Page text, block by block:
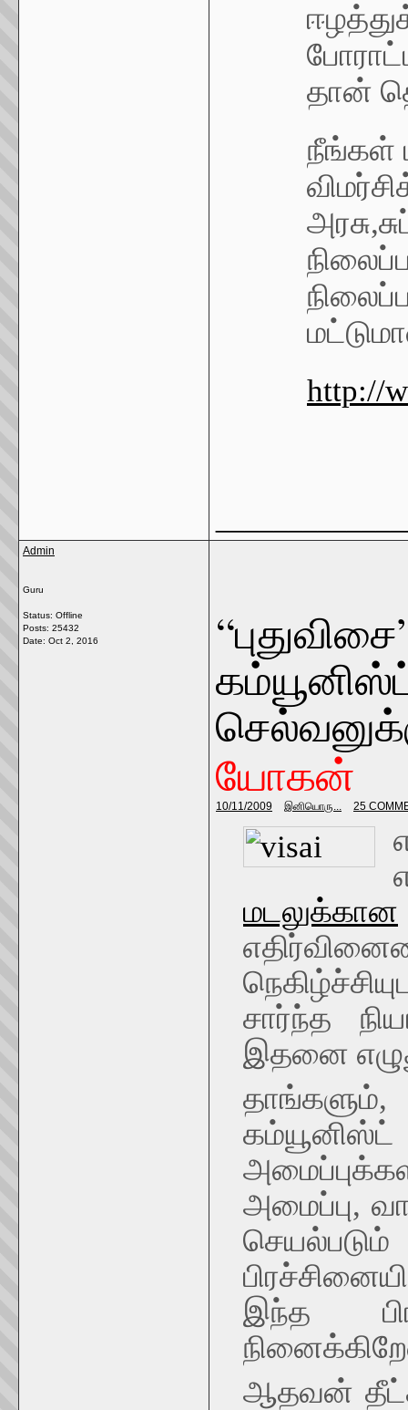
தான்
நீங்கள்
http://
Admin
Guru
Status: Offline
Posts: 25432
Date: Oct 2, 2016
யோகன்
10/11/2009 இனியொரு... 25
மடலுக்கான
சார்ந்த
இதனை
அமைப்பு,
இந்த
ஆதவன்